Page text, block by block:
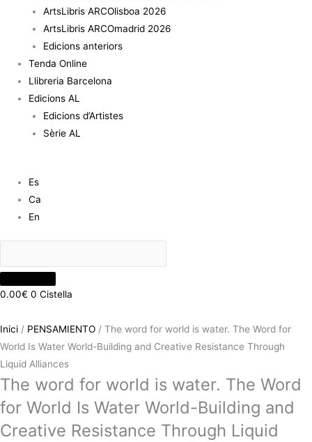
ArtsLibris ARCOlisboa 2026
ArtsLibris ARCOmadrid 2026
Edicions anteriors
Tenda Online
Llibreria Barcelona
Edicions AL
Edicions d’Artistes
Sèrie AL
Es
Ca
En
0.00€ 0 Cistella
Inici / PENSAMIENTO / The word for world is water. The Word for
World Is Water World-Building and Creative Resistance Through
Liquid Alliances
The word for world is water. The Word
for World Is Water World-Building and
Creative Resistance Through Liquid
Building
Creative
Resistance
Through
Alliances